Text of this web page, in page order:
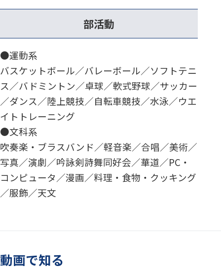
部活動
●運動系
バスケットボール／バレーボール／ソフトテニ
ス／バドミントン／卓球／軟式野球／サッカー
／ダンス／陸上競技／自転車競技／水泳／ウエ
イトトレーニング
●文科系
吹奏楽・ブラスバンド／軽音楽／合唱／美術／
写真／演劇／吟詠剣詩舞同好会／華道／PC・
コンピュータ／漫画／料理・食物・クッキング
／服飾／天文
動画で知る